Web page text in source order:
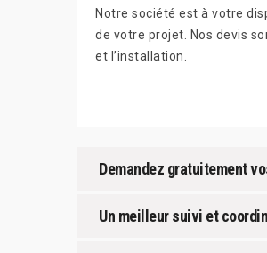
Notre société est à votre
de votre projet. Nos devis
et l’installation.
Demandez gratuitement
Un meilleur suivi et